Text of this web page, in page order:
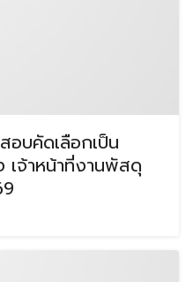
อบคัดเลือกเป็น
เจ้าหน้าที่งานพัสดุ